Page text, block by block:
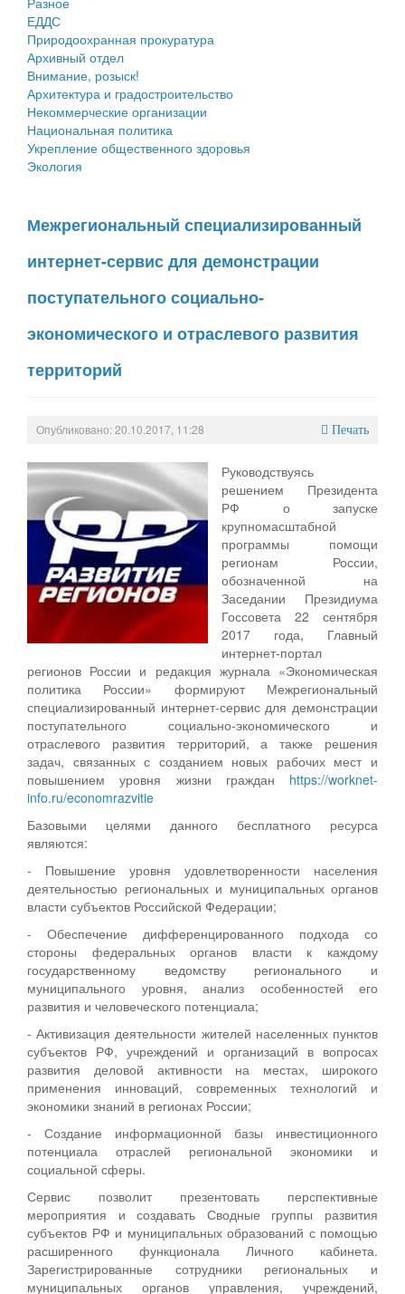
Сельские поселения
ЕДДС
Природоохранная прокуратура
Архивный отдел
Внимание, розыск!
Архитектура и градостроительство
Некоммерческие организации
Национальная политика
Укрепление общественного здоровья
Экология
Межрегиональный специализированный
интернет-сервис для демонстрации
поступательного социально-
экономического и отраслевого развития
территорий
Опубликовано: 20.10.2017, 11:28 Печать
Руководствуясь
решением Президента
РФ о запуске
крупномасштабной
программы помощи
регионам России,
обозначенной на
Заседании Президиума
Госсовета 22 сентября
2017 года, Главный
интернет-портал
регионов России и редакция журнала «Экономическая
политика России» формируют Межрегиональный
специализированный интернет-сервис для демонстрации
поступательного социально-экономического и
отраслевого развития территорий, а также решения
задач, связанных с созданием новых рабочих мест и
повышением уровня жизни граждан https://worknet-
info.ru/economrazvitie
Базовыми целями данного бесплатного ресурса
являются:
- Повышение уровня удовлетворенности населения
деятельностью региональных и муниципальных органов
власти субъектов Российской Федерации;
- Обеспечение дифференцированного подхода со
стороны федеральных органов власти к каждому
государственному ведомству регионального и
муниципального уровня, анализ особенностей его
развития и человеческого потенциала;
- Активизация деятельности жителей населенных пунктов
субъектов РФ, учреждений и организаций в вопросах
развития деловой активности на местах, широкого
применения инноваций, современных технологий и
экономики знаний в регионах России;
- Создание информационной базы инвестиционного
потенциала отраслей региональной экономики и
социальной сферы.
Сервис позволит презентовать перспективные
мероприятия и создавать Сводные группы развития
субъектов РФ и муниципальных образований с помощью
расширенного функционала Личного кабинета.
Зарегистрированные сотрудники региональных и
муниципальных органов управления, учреждений,